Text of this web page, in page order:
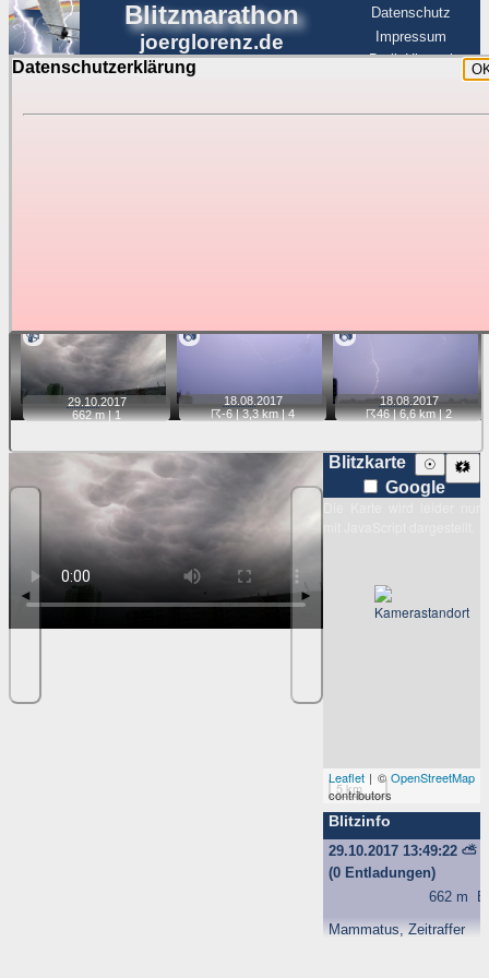
Datenschutzerklärung
Blitzmarathon
joerglorenz.de
Datenschutz
Impressum
BerlinHimmel
Blitzmarathon
Luftfahrt
📹
29.10. 2017
662 m |1
📷
18.08. 2017
☈-6| 3,3 km |4
📷
18.08.2017
☈46| 6,6 km |2
◄ ►
Blitzkarte 🗱
☉
Google
5 km
Leaflet | ©OpenStreetMap
contributors
Blitzinfo
29.10.2017 13:49:22⛅
(0 Entladungen)
662 m
Mammatus, Zeitraffer